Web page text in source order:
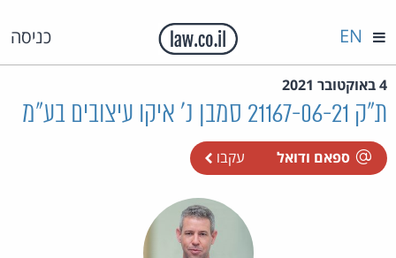
כניסה EN
4 באוקטובר 2021
ת"ק 21167-06-21 סמבן נ' איקו עיצובים בע"מ
ספאם ודואל עקבו